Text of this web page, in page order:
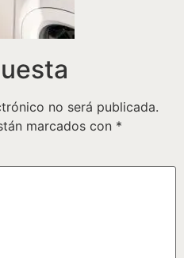
no será publicada.
marcados con *